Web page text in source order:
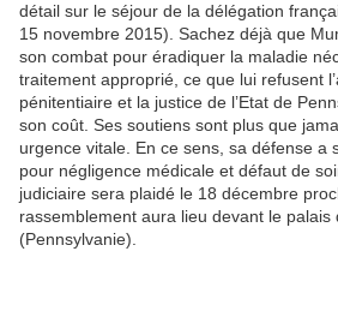
détail sur le séjour de la délégation
15 novembre 2015). Sachez déjà que
son combat pour éradiquer la maladie
traitement approprié, ce que lui refusent
pénitentiaire et la justice de l’Etat de
son coût. Ses soutiens sont plus que
urgence vitale. En ce sens, sa défense a
pour négligence médicale et défaut de
judiciaire sera plaidé le 18 décembre
rassemblement aura lieu devant le palais
(Pennsylvanie).